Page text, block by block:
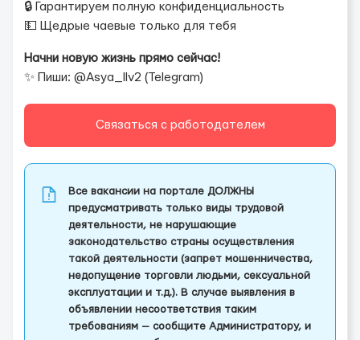
🔒 Гарантируем полную конфиденциальность
💵 Щедрые чаевые только для тебя
Начни новую жизнь прямо сейчас!
✨ Пиши: @Asya_llv2 (Telegram)
Связаться с работодателем
Все вакансии на портале ДОЛЖНЫ
предусматривать только виды трудовой
деятельности, не нарушающие
законодательство страны осуществления
такой деятельности (запрет мошенничества,
недопущение торговли людьми, сексуальной
эксплуатации и т.д.). В случае выявления в
объявлении несоответствия таким
требованиям — сообщите Администратору, и